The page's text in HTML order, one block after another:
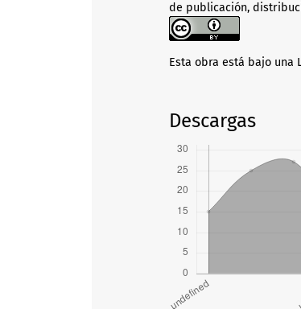
de publicación,
Esta obra está bajo una
Descargas